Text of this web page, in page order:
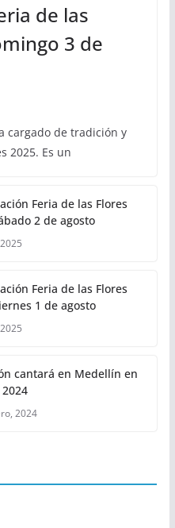
de las
3 de
cargado de tradición y
2025. Es un
Feria de las Flores
2 de agosto
Feria de las Flores
1 de agosto
cantará en Medellín en
2024